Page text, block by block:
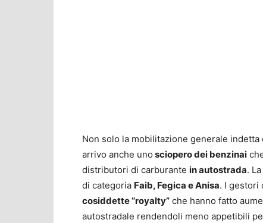
Non solo la mobilitazione generale
arrivo anche uno sciopero dei benzinai
distributori di carburante in autostrada.
di categoria Faib, Fegica e Anisa. I gestori
cosiddette “royalty” che hanno fatto
autostradale rendendoli meno appetibili